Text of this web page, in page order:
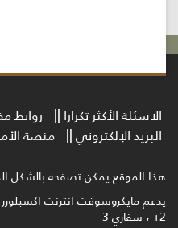
الاسئلة الأكثر تكرارا روابط
البريد الإلكتروني
منصة
هذا الموقع يمكن تصفحه بالشكل
2+ ، سفاري 3